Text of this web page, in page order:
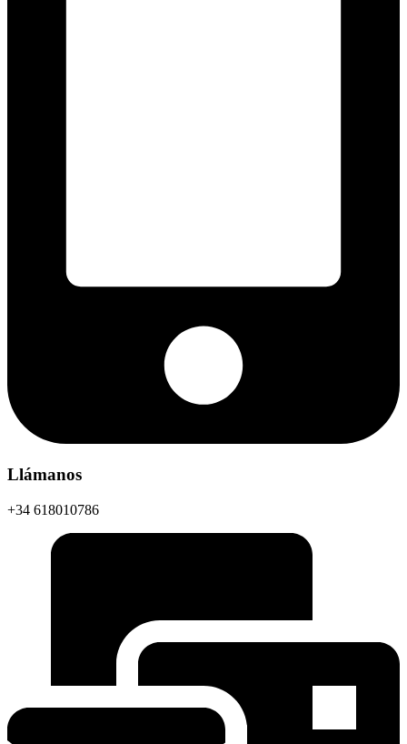
Llámanos
+34 618010786